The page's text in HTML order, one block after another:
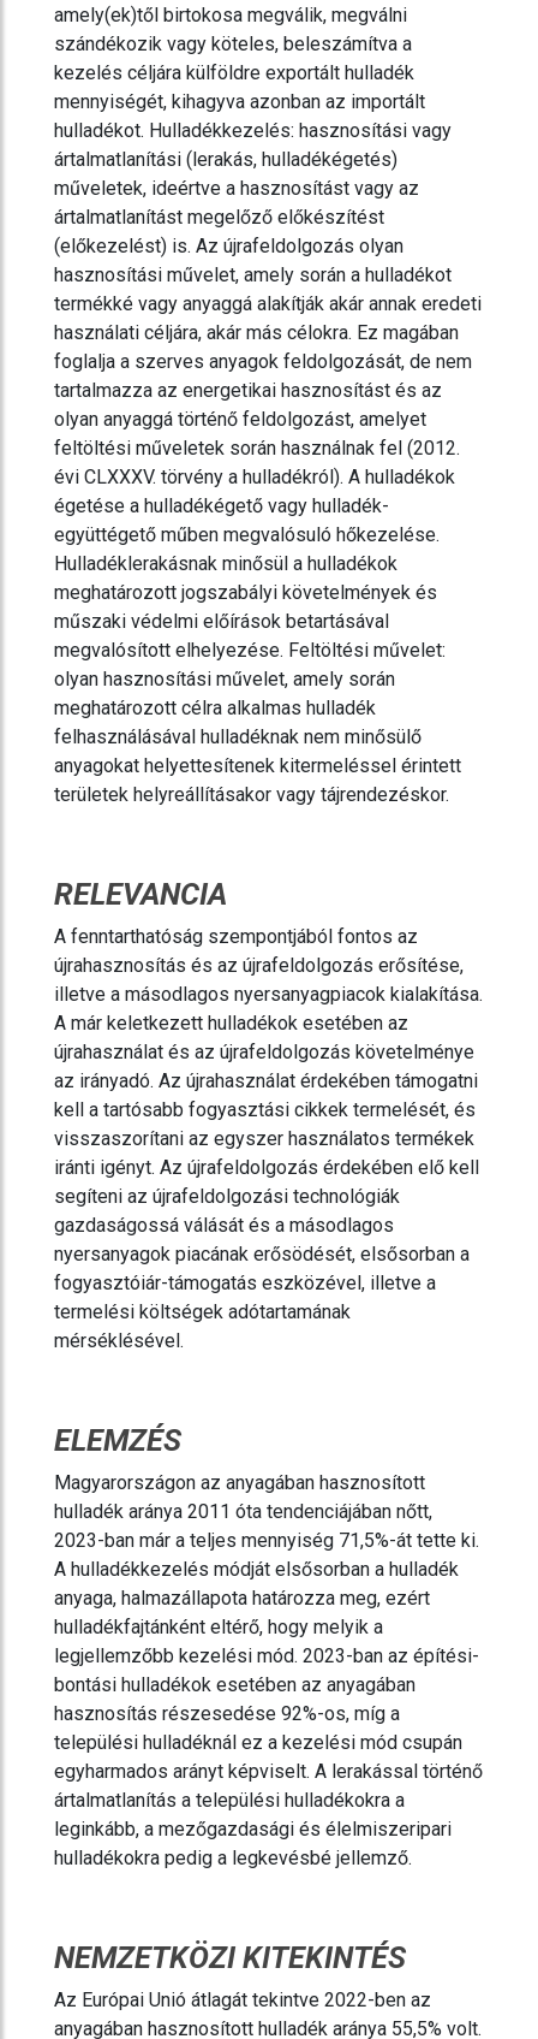
amely(ek)től birtokosa megválik, megválni
szándékozik vagy köteles, beleszámítva a
kezelés céljára külföldre exportált hulladék
mennyiségét, kihagyva azonban az importált
hulladékot. Hulladékkezelés: hasznosítási vagy
ártalmatlanítási (lerakás, hulladékégetés)
műveletek, ideértve a hasznosítást vagy az
ártalmatlanítást megelőző előkészítést
(előkezelést) is. Az újrafeldolgozás olyan
hasznosítási művelet, amely során a hulladékot
termékké vagy anyaggá alakítják akár annak eredeti
használati céljára, akár más célokra. Ez magában
foglalja a szerves anyagok feldolgozását, de nem
tartalmazza az energetikai hasznosítást és az
olyan anyaggá történő feldolgozást, amelyet
feltöltési műveletek során használnak fel (2012.
évi CLXXXV. törvény a hulladékról). A hulladékok
égetése a hulladékégető vagy hulladék-
együttégető műben megvalósuló hőkezelése.
Hulladéklerakásnak minősül a hulladékok
meghatározott jogszabályi követelmények és
műszaki védelmi előírások betartásával
megvalósított elhelyezése. Feltöltési művelet:
olyan hasznosítási művelet, amely során
meghatározott célra alkalmas hulladék
felhasználásával hulladéknak nem minősülő
anyagokat helyettesítenek kitermeléssel érintett
területek helyreállításakor vagy tájrendezéskor.
RELEVANCIA
A fenntarthatóság szempontjából fontos az
újrahasznosítás és az újrafeldolgozás erősítése,
illetve a másodlagos nyersanyagpiacok kialakítása.
A már keletkezett hulladékok esetében az
újrahasználat és az újrafeldolgozás követelménye
az irányadó. Az újrahasználat érdekében támogatni
kell a tartósabb fogyasztási cikkek termelését, és
visszaszorítani az egyszer használatos termékek
iránti igényt. Az újrafeldolgozás érdekében elő kell
segíteni az újrafeldolgozási technológiák
gazdaságossá válását és a másodlagos
nyersanyagok piacának erősödését, elsősorban a
fogyasztóiár-támogatás eszközével, illetve a
termelési költségek adótartamának
mérséklésével.
ELEMZÉS
Magyarországon az anyagában hasznosított
hulladék aránya 2011 óta tendenciájában nőtt,
2023-ban már a teljes mennyiség 71,5%-át tette ki.
A hulladékkezelés módját elsősorban a hulladék
anyaga, halmazállapota határozza meg, ezért
hulladékfajtánként eltérő, hogy melyik a
legjellemzőbb kezelési mód. 2023-ban az építési-
bontási hulladékok esetében az anyagában
hasznosítás részesedése 92%-os, míg a
települési hulladéknál ez a kezelési mód csupán
egyharmados arányt képviselt. A lerakással történő
ártalmatlanítás a települési hulladékokra a
leginkább, a mezőgazdasági és élelmiszeripari
hulladékokra pedig a legkevésbé jellemző.
NEMZETKÖZI KITEKINTÉS
Az Európai Unió átlagát tekintve 2022-ben az
anyagában hasznosított hulladék aránya 55,5% volt.